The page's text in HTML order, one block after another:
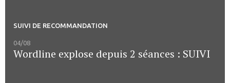
SUIVI DE RECOMMANDATION
04/08
Wordline explose depuis 2 séances : SUIVI